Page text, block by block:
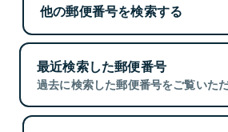
他の郵便番号を検索する
最近検索した郵便番号
過去に検索した郵便番号をご覧いただ